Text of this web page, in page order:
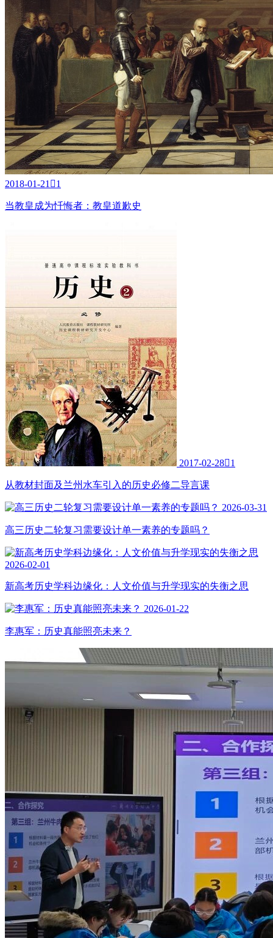
2018-01-21 1
当教皇成为忏悔者：教皇道歉史
2017-02-281
从教材封面及兰州水车引入的历史必修二导言课
2026-03-31
高三历史二轮复习需要设计单一素养的专题吗？
2026-02-01
新高考历史学科边缘化：人文价值与升学现实的失衡之思
2026-01-22
李惠军：历史真能照亮未来？